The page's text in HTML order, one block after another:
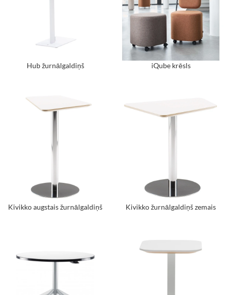
Hub žurnālgaldiņš iQube krēsls
Kivikko augstais žurnālgaldiņš Kivikko žurnālgaldiņš zemais